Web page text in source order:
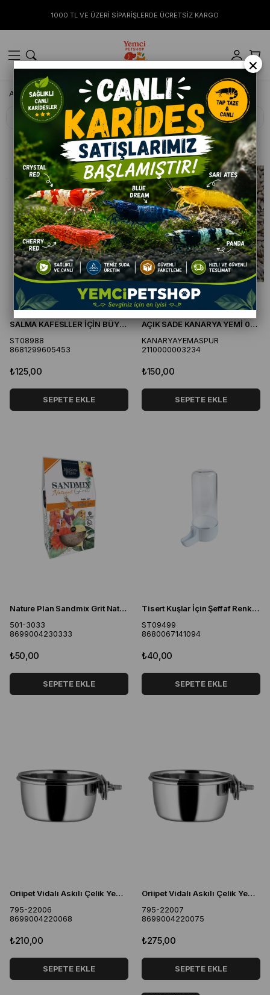
1000 TL VE ÜZERİ SİPARİŞLERDE ÜCRETSİZ KARGO
Anasayfa KUŞ
Filtreleme Sıralama
SALMA KAFESLLER İÇİN BÜYÜK TÜL XL
ST08988
8681299605453
₺125,00
SEPETE EKLE
AÇIK SADE KANARYA YEMİ 044
KANARYAYEMASPUR
2110000003234
₺150,00
SEPETE EKLE
Nature Plan Sandmix Grit Natural 250 gr
501-3033
8699004230333
₺50,00
SEPETE EKLE
Tisert Kuşlar İçin Şeffaf Renk 200 ml Büyük Gaga Suluk
ST09499
8680067141094
₺40,00
SEPETE EKLE
Oriipet Vidalı Askılı Çelik Yem Kabı 10oz
795-22006
8699004220068
₺210,00
SEPETE EKLE
Oriipet Vidalı Askılı Çelik Yem Kabı 20oz
795-22007
8699004220075
₺275,00
SEPETE EKLE
×